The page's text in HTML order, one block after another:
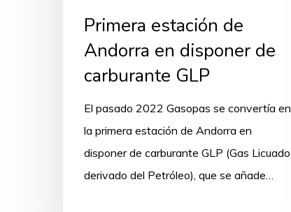
Primera estación de
Andorra en disponer de
carburante GLP
El pasado 2022 Gasopas se convertía en
la primera estación de Andorra en
disponer de carburante GLP (Gas Licuado
derivado del Petróleo), que se añade…